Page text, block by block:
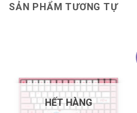
SẢN PHẨM TƯƠNG TỰ
HẾT HÀNG